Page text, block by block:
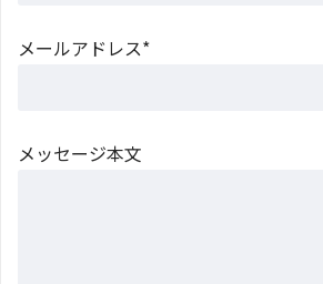
メールアドレス*
メッセージ本文